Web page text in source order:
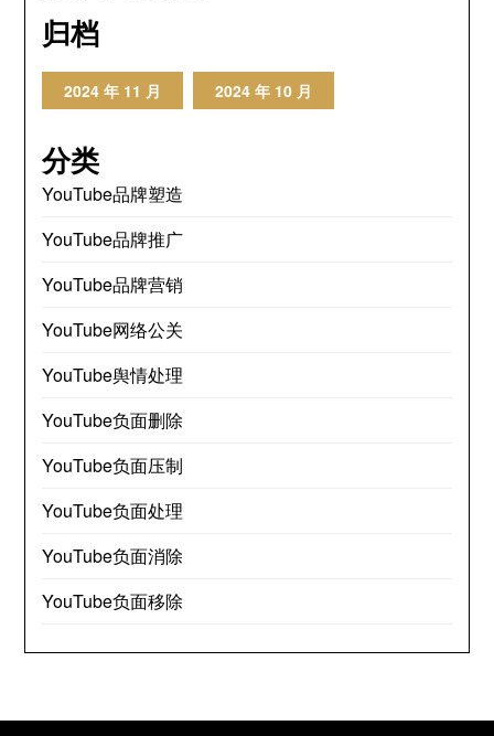
归档
2024 年 11 月 2024 年 10 月
分类
YouTube品牌塑造
YouTube品牌推广
YouTube品牌营销
YouTube网络公关
YouTube舆情处理
YouTube负面删除
YouTube负面压制
YouTube负面处理
YouTube负面消除
YouTube负面移除